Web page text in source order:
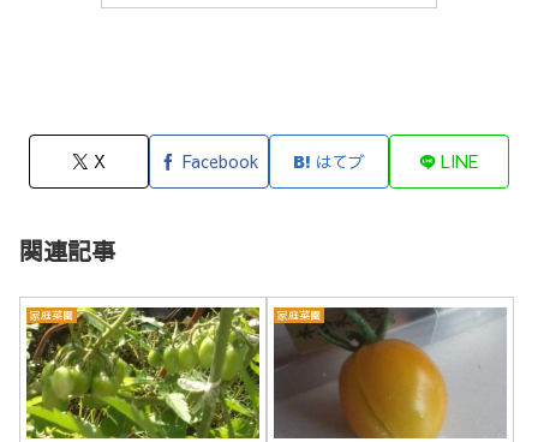
X Facebook はてブ LINE
関連記事
家庭菜園 家庭菜園